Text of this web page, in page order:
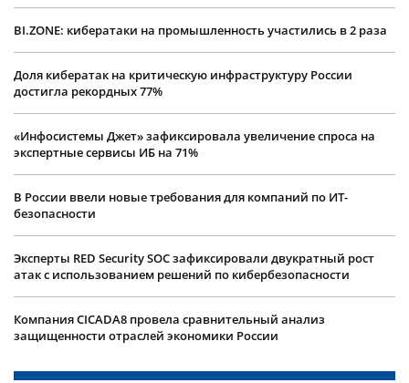
BI.ZONE: кибератаки на промышленность участились в 2 раза
Доля кибератак на критическую инфраструктуру России
достигла рекордных 77%
«Инфосистемы Джет» зафиксировала увеличение спроса на
экспертные сервисы ИБ на 71%
В России ввели новые требования для компаний по ИТ-
безопасности
Эксперты RED Security SOC зафиксировали двукратный рост
атак с использованием решений по кибербезопасности
Компания CICADA8 провела сравнительный анализ
защищенности отраслей экономики России